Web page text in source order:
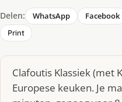
Delen: WhatsApp Facebook
Print
Clafoutis Klassiek (met
Europese keuken. Je